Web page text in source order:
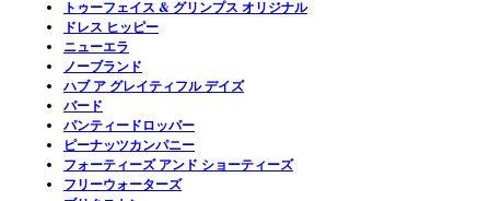
トゥーフェイス & グリンプス オリジナル
ドレス ヒッピー
ニューエラ
ノーブランド
ハブ ア グレイティフル デイズ
バード
パンティードロッパー
ピーナッツカンパニー
フォーティーズ アンド ショーティーズ
フリーウォーターズ